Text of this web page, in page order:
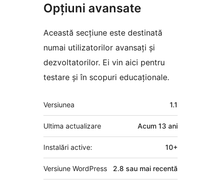
Opțiuni avansate
Această secțiune este destinată
numai utilizatorilor avansați și
dezvoltatorilor. Ei vin aici pentru
testare și în scopuri educaționale.
Meta
Versiunea 1.1
Ultima actualizare Acum 13 ani
Instalări active: 10+
Versiune WordPress 2.8 sau mai recentă